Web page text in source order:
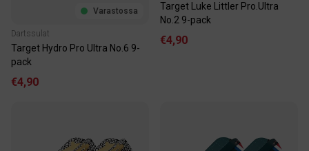
Varastossa
Dartssulat
Target Hydro Pro Ultra No.6 9-
pack
€4,90
Target Luke Littler Pro.Ultra
No.2 9-pack
€4,90